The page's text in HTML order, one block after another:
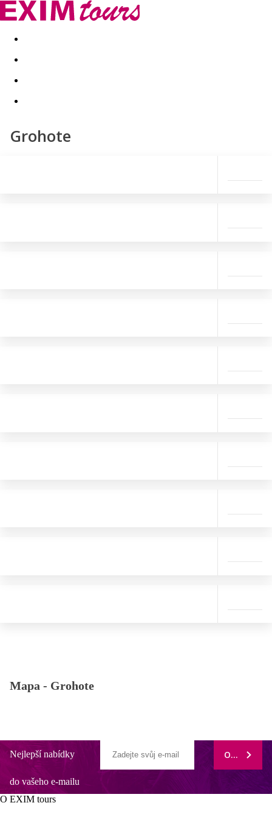
Akční nabídky Last minute
Grohote
Mapa - Grohote
Nejlepší nabídky
do vašeho e-mailu
ODEBÍRAT
O EXIM tours